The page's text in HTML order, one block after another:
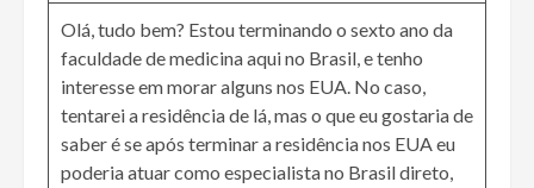
Olá, tudo bem? Estou terminando o sexto ano da
faculdade de medicina aqui no Brasil, e tenho
interesse em morar alguns nos EUA. No caso,
tentarei a residência de lá, mas o que eu gostaria de
saber é se após terminar a residência nos EUA eu
poderia atuar como especialista no Brasil direto,